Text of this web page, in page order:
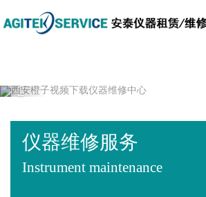
橙子视频下载,橙子视频软
频,橙子视频最新版下载
Previous
仪器维修服务
Instrument maintenance